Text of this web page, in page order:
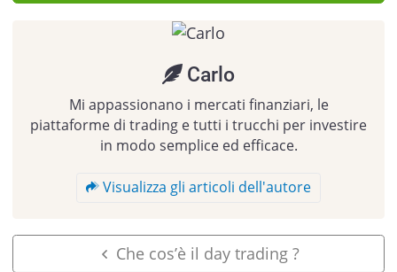
Carlo
Mi appassionano i mercati finanziari, le
piattaforme di trading e tutti i trucchi per investire
in modo semplice ed efficace.
Visualizza gli articoli dell'autore
Che cos’è il day trading ?